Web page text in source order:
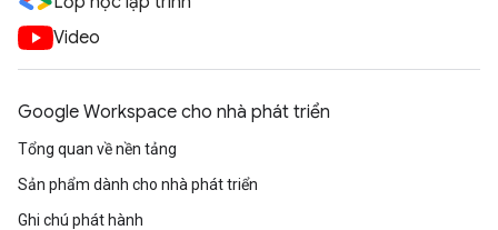
Video
Google Workspace cho nhà phát triển
Tổng quan về nền tảng
Sản phẩm dành cho nhà phát triển
Ghi chú phát hành